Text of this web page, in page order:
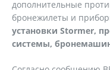
дополнительные
бронежилеты и
установки Stormer,
системы,